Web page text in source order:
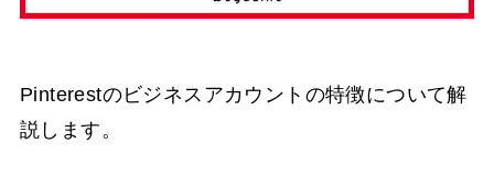
Pinterestのビジネスアカウントの特徴について解
説します。